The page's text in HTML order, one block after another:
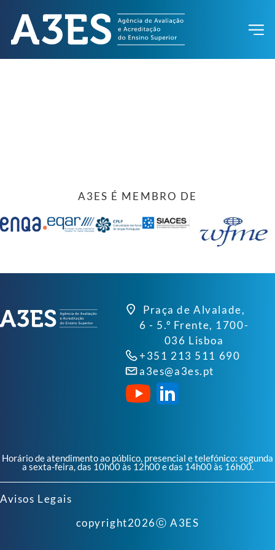
A3ES É MEMBRO DE
Praça de Alvalade,
6 - 5.º Frente, 1700-
036 Lisboa
+351 213 511 690
a3es@a3es.pt
Horário de atendimento ao público, presencial e telefónico: segunda
a sexta-feira, das 10h00 às 12h00 e das 14h00 às 16h00.
Avisos Legais
copyright2026ⓒ A3ES